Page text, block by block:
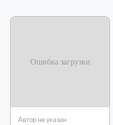
Автор не указан